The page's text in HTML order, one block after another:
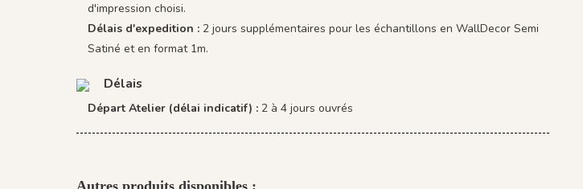
d'impression choisi.
Délais d'expedition : 2 jours supplémentaires pour les échantillons en WallDecor Semi
Satiné et en format 1m.
Délais
Départ Atelier (délai indicatif) : 2 à 4 jours ouvrés
Autres produits disponibles :